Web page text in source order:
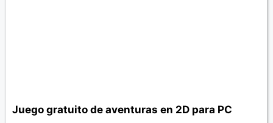
Juego gratuito de aventuras en 2D para PC